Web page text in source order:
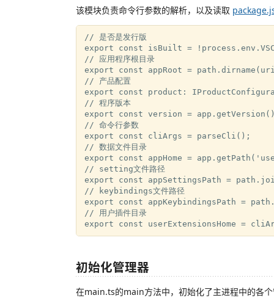
该模块负责命令行参数的解析，以及读取
// 是否是发行版
export const isBuilt =
// 应用程序根目录
export const appRoot =
// 产品配置
export const product:
// 程序版本
export const version =
// 命令行参数
export const cliArgs = parseCli();
// 数据文件目录
export const appHome =
// setting文件路径
export const appSettingsPath =
// keybindings文件路径
export const appKeybindingsPath =
// 用户插件目录
初始化管理器
在main.ts的main方法中，初始化了主进程中的各